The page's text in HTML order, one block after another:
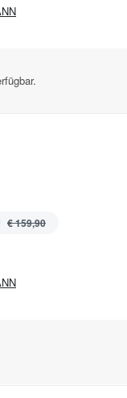
€ 159,90